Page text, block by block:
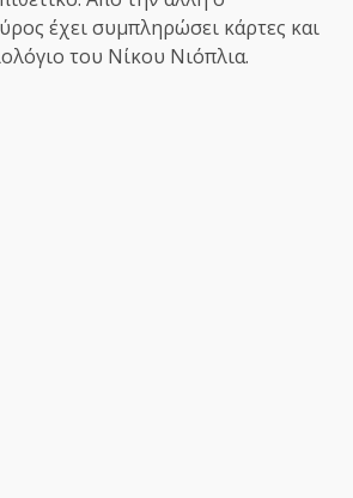
έχει συμπληρώσει κάρτες και
του Νίκου Νιόπλια.